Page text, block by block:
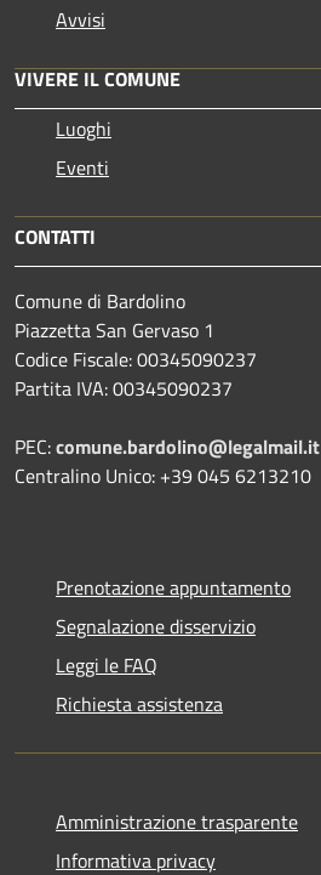
Avvisi
VIVERE IL COMUNE
Luoghi
Eventi
CONTATTI
Comune di Bardolino
Piazzetta San Gervaso 1
Codice Fiscale: 00345090237
Partita IVA: 00345090237
PEC:comune.bardolino@legalmail.it
Centralino Unico: +39 045 6213210
Prenotazione appuntamento
Segnalazione disservizio
Leggi le FAQ
Richiesta assistenza
Amministrazione trasparente
Informativa privacy